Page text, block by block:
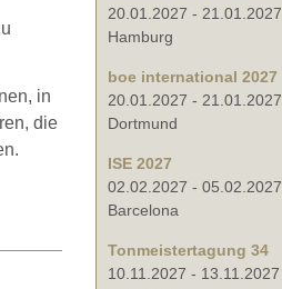
in
die
20.01.2027 - 21.01.2027
Hamburg
boe international 2027
20.01.2027 - 21.01.2027
Dortmund
ISE 2027
02.02.2027 - 05.02.2027
Barcelona
Tonmeistertagung 34
10.11.2027 - 13.11.2027